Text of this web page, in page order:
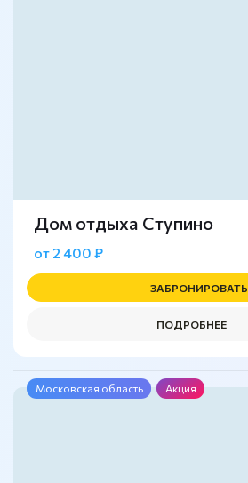
Дом отдыха Ступино
от 2 400 ₽
ЗАБРОНИРОВАТЬ
ПОДРОБНЕЕ
Московская область Акция